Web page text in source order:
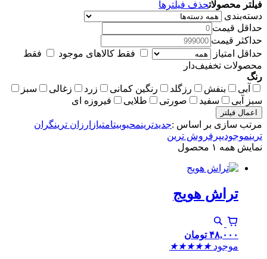
فیلتر محصولاتحذف فیلترها
دسته‌بندی
حداقل قیمت
حداکثر قیمت
حداقل امتیاز
فقط کالاهای موجود
فقط
محصولات تخفیف‌دار
رنگ
آبی
بنفش رزگلد رنگین کمانی زرد زغالی
سبز
سبز آبی
سفید صورتی طلایی فیروزه ای
اعمال فیلتر
مرتب سازی بر اساس :جدیدترینمحبوبیتامتیاز ارزان ترینگران
ترینموجودیپرفروش ترین
نمایش همه ۱ محصول
تراش هویج
۴۸,۰۰۰ تومان
موجود ★
★
★
★
★